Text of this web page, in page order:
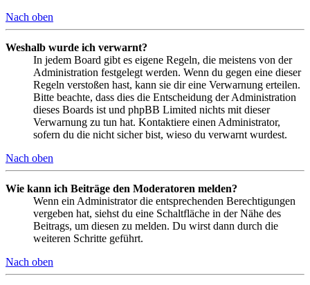
Nach oben
Weshalb wurde ich verwarnt?
In jedem Board gibt es eigene Regeln, die meistens von der
Administration festgelegt werden. Wenn du gegen eine dieser
Regeln verstoßen hast, kann sie dir eine Verwarnung erteilen.
Bitte beachte, dass dies die Entscheidung der Administration
dieses Boards ist und phpBB Limited nichts mit dieser
Verwarnung zu tun hat. Kontaktiere einen Administrator,
sofern du die nicht sicher bist, wieso du verwarnt wurdest.
Nach oben
Wie kann ich Beiträge den Moderatoren melden?
Wenn ein Administrator die entsprechenden Berechtigungen
vergeben hat, siehst du eine Schaltfläche in der Nähe des
Beitrags, um diesen zu melden. Du wirst dann durch die
weiteren Schritte geführt.
Nach oben